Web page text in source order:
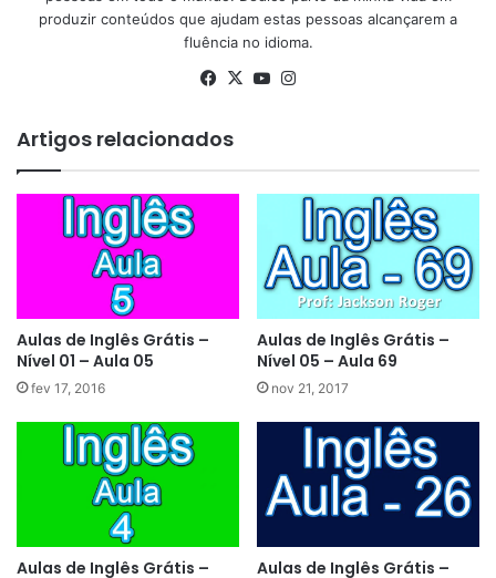
produzir conteúdos que ajudam estas pessoas alcançarem a
fluência no idioma.
Facebook
X YouTube
Artigos relacionados
Aulas de Inglês Grátis –
Nível 01 – Aula 05
fev 17, 2016
Aulas de Inglês Grátis –
Nível 05 – Aula 69
nov 21, 2017
Aulas de Inglês Grátis –
Aulas de Inglês Grátis –